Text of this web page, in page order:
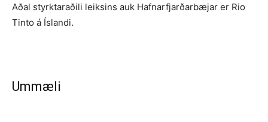
Aðal styrktaraðili leiksins auk Hafnarfjarðarbæjar er Rio
Tinto á Íslandi.
Ummæli